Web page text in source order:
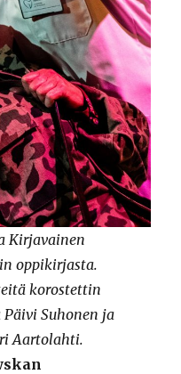
Kirjavainen
oppikirjasta.
korostettin
Suhonen ja
Aartolahti.